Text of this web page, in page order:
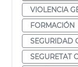
VIOLENCIA
FORMACIÓN
SEGURIDAD
SEGURETAT